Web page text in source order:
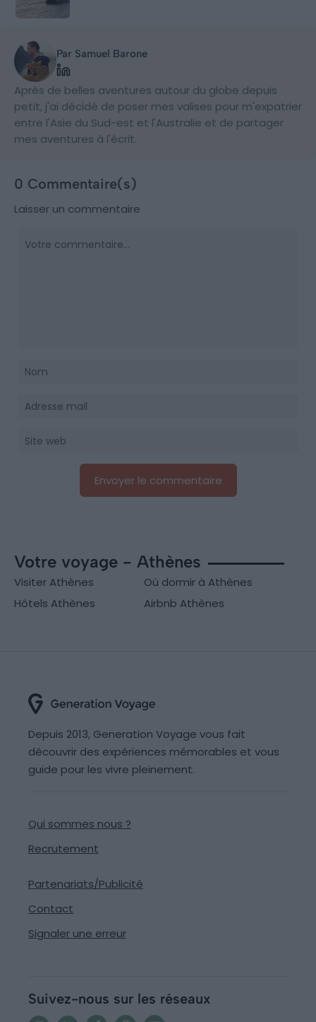
Par Samuel Barone
Après de belles aventures autour du globe depuis
petit, j'ai décidé de poser mes valises pour m'expatrier
entre l'Asie du Sud-est et l'Australie et de partager
mes aventures à l'écrit.
0 Commentaire(s)
Laisser un commentaire
Votre voyage - Athènes
Visiter Athènes
Où dormir à Athènes
Hôtels Athènes
Airbnb Athènes
Depuis 2013, Generation Voyage vous fait
découvrir des expériences mémorables et vous
guide pour les vivre pleinement.
Qui sommes nous ?
Recrutement
Partenariats/Publicité
Contact
Signaler une erreur
Suivez-nous sur les réseaux